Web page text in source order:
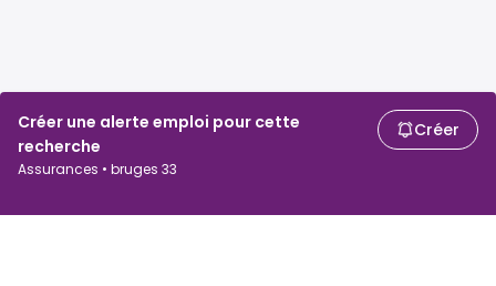
Créer une alerte emploi pour cette
recherche
Assurances • bruges 33
Créer